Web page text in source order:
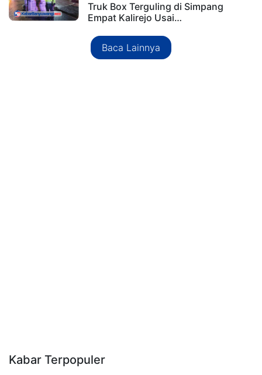
Truk Box Terguling di Simpang
Empat Kalirejo Usai…
Baca Lainnya
Kabar Terpopuler